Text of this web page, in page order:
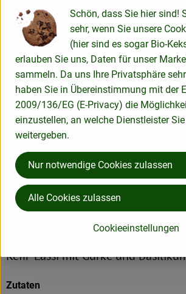
Röstiteig 5 Minuten ruhen lassen.
Für den Apfel-Dip den Apfel
entkernen und ebenfalls sehr fein
1 kräftige Prise Salz und 1 Prise
in eine Schüssel geben. Die Kresse
Dip-Zutaten verrühren.
2 Esslöffel Öl in einer Pfanne
Esslöffel Röstiteig in die Pfanne
glatt streichen und bei mittlerer
2 Minuten goldbraun braten. Die
Küchenpapier entfetten und warm
restlichen Öl und Teig auf die
Tellern anrichten und servieren.
Kefir-Lassi mit Gurke und
Zutaten
Schön, dass Sie hier sind!
sehr, wenn Sie unsere
(hier sind es sogar Bio-
erlauben Sie uns, Daten für unser
sammeln. Da uns Ihre Privatsphäre
haben Sie in Übereinstimmung mit der
2009/136/EG (E-Privacy) die
einzustellen, an welche Dienstleister
weitergeben.
Cookieeinstellungen
Nur notwendige Cookies zulassen
Alle Cookies zulassen